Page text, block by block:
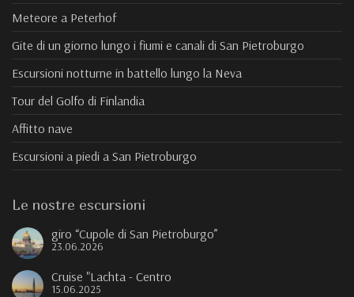
Meteore a Peterhof
Gite di un giorno lungo i fiumi e canali di San Pietroburgo
Escursioni notturne in battello lungo la Neva
Tour del Golfo di Finlandia
Affitto nave
Escursioni a piedi a San Pietroburgo
Le nostre escursioni
giro “Cupole di San Pietroburgo”
23.06.2026
Cruise "Lachta - Centro
15.06.2025